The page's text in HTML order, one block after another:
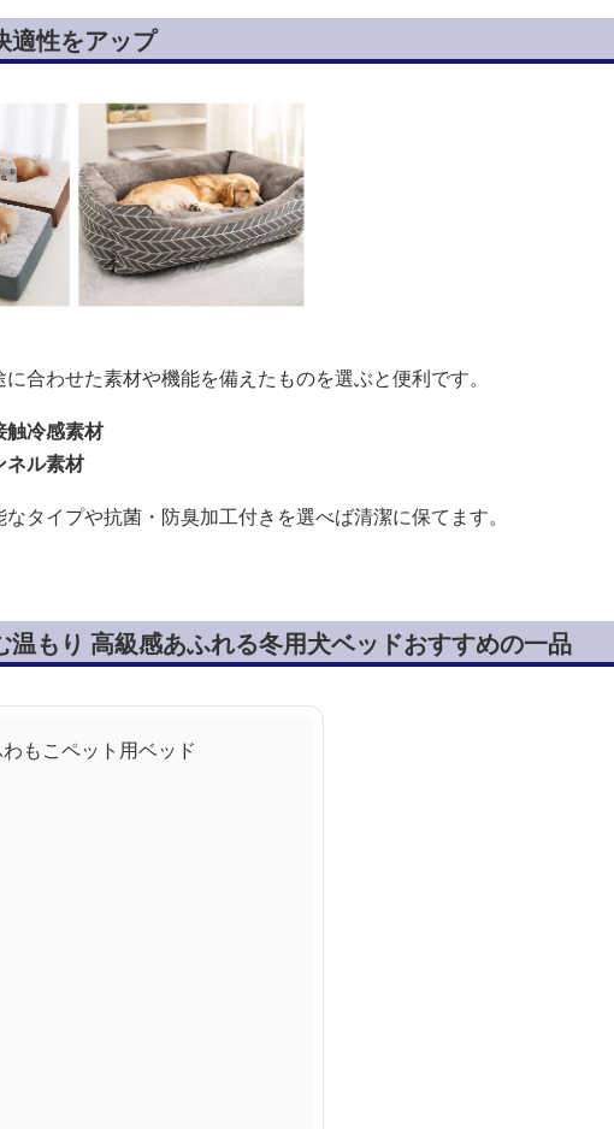
適性をアップ
合わせた素材や機能を備えたものを選ぶと便利です。
触冷感素材
ネル素材
タイプや抗菌・防臭加工付きを選べば清潔に保てます。
温もり 高級感あふれる冬用犬ベッドおすすめの一品